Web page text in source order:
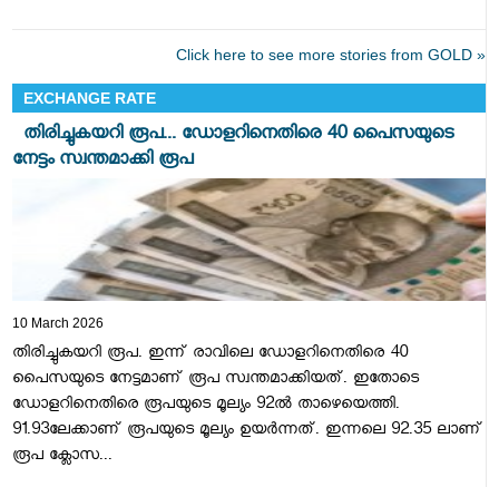
Click here to see more stories from GOLD »
EXCHANGE RATE
തിരിച്ചുകയറി രൂപ... ഡോളറിനെതിരെ 40 പൈസയുടെ
നേട്ടം സ്വന്തമാക്കി രൂപ
10 March 2026
തിരിച്ചുകയറി രൂപ. ഇന്ന് രാവിലെ ഡോളറിനെതിരെ 40
പൈസയുടെ നേട്ടമാണ് രൂപ സ്വന്തമാക്കിയത്. ഇതോടെ
ഡോളറിനെതിരെ രൂപയുടെ മൂല്യം 92ൽ താഴെയെത്തി.
91.93ലേക്കാണ് രൂപയുടെ മൂല്യം ഉയർന്നത്. ഇന്നലെ 92.35 ലാണ്
രൂപ ക്ലോസ...